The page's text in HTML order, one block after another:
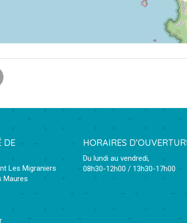
DE
Les Migraniers
Maures
HORAIRES
Du lundi au vendredi,
08h30-12h00 / 13h30-17h00